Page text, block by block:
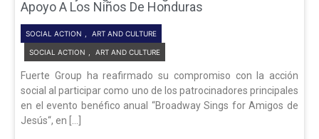
Apoyo A Los Niños De Honduras
SOCIAL ACTION ART AND CULTURE
SOCIAL ACTION ART AND CULTURE
Fuerte Group ha reafirmado su compromiso con la acción
social al participar como uno de los patrocinadores principales
en el evento benéfico anual “Broadway Sings for Amigos de
Jesús“, en […]